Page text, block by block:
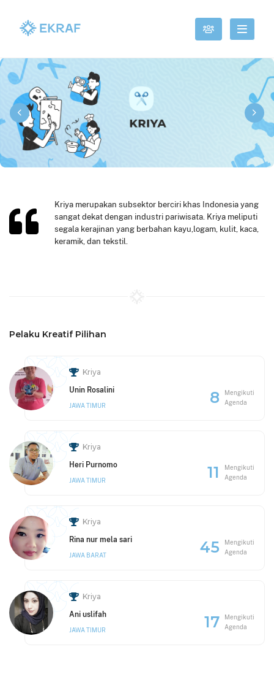
Kriya merupakan subsektor berciri khas Indonesia yang
sangat dekat dengan industri pariwisata. Kriya meliputi
segala kerajinan yang berbahan kayu,logam, kulit, kaca,
keramik, dan tekstil.
Pelaku Kreatif Pilihan
Kriya
Unin Rosalini
JAWA TIMUR 8
Mengikuti
Agenda
Kriya
Heri Purnomo
JAWA TIMUR 11
Mengikuti
Agenda
Kriya
Rina nur mela sari
JAWA BARAT 45
Mengikuti
Agenda
Kriya
Ani uslifah
JAWA TIMUR 17
Mengikuti
Agenda